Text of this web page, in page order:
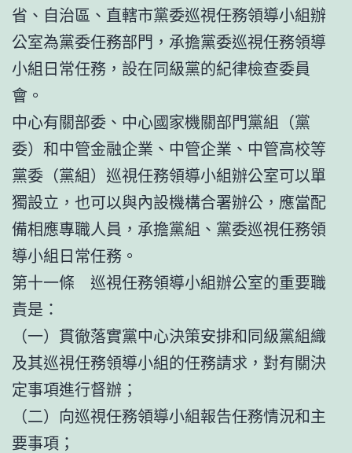
省、自治區、直轄市黨委巡視任務領導小組辦
公室為黨委任務部門，承擔黨委巡視任務領導
小組日常任務，設在同級黨的紀律檢查委員
會。
中心有關部委、中心國家機關部門黨組（黨
委）和中管金融企業、中管企業、中管高校等
黨委（黨組）巡視任務領導小組辦公室可以單
獨設立，也可以與內設機構合署辦公，應當配
備相應專職人員，承擔黨組、黨委巡視任務領
導小組日常任務。
第十一條 巡視任務領導小組辦公室的重要職
責是：
（一）貫徹落實黨中心決策安排和同級黨組織
及其巡視任務領導小組的任務請求，對有關決
定事項進行督辦；
（二）向巡視任務領導小組報告任務情況和主
要事項；